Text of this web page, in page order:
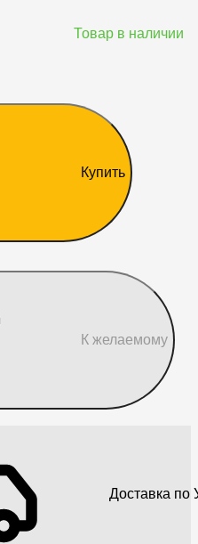
Товар в наличии
Купить
К желаемому
Доставка по